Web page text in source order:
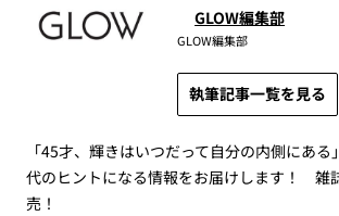
GLOW編集部
GLOW編集部
執筆記事一覧を見る
「45才、輝きはいつだって自分の内側にあ
代のヒントになる情報をお届けします！ 雑
売！